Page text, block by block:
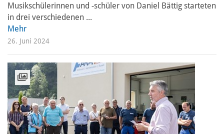
Musikschülerinnen und -schüler von Daniel Bättig starteten
in drei verschiedenen ...
Mehr
26. Juni 2024